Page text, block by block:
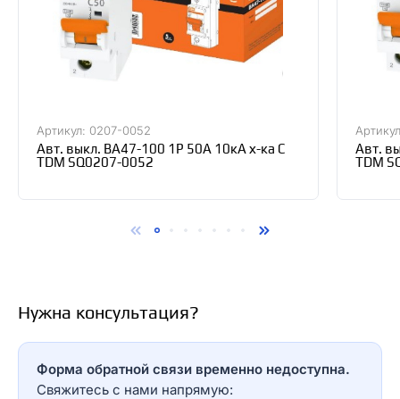
Артикул: 0207-0052
Авт. выкл. ВА47-100 1Р 50А 10кА х-ка С
TDM SQ0207-0052
Авт.
TDM
Нужна консультация?
Форма обратной связи временно недоступна.
Свяжитесь с нами напрямую: